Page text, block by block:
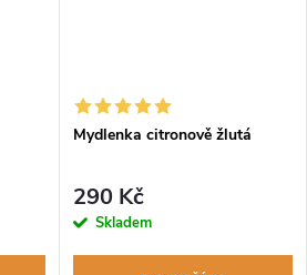
Mydlenka citronově žlutá
290 Kč
Skladem